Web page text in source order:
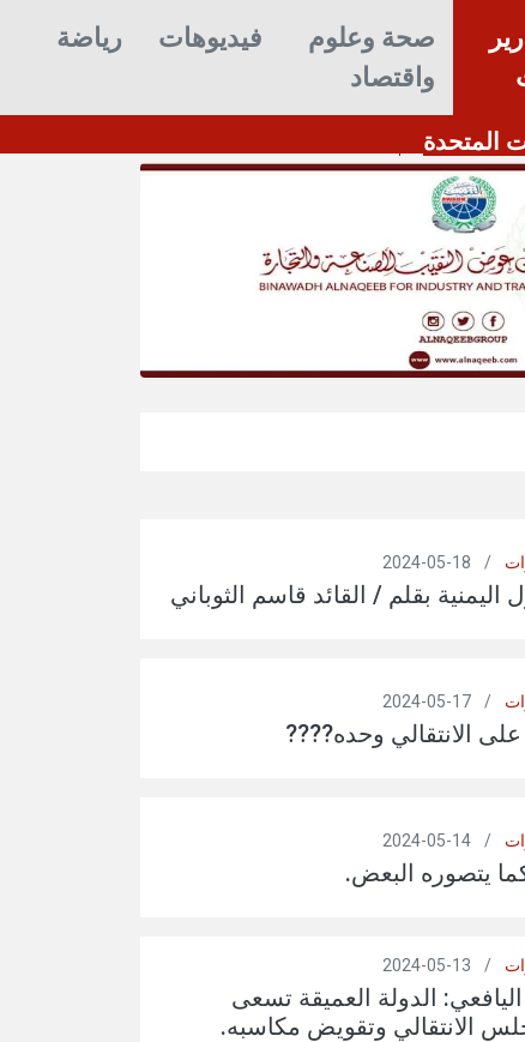
صحة وعلوم
واقتصاد
فيديوهات رياضة
المتحدة
/
18-05-2024
بقلم / القائد قاسم الثوباني
/
17-05-2024
على الانتقالي وحده????
/
14-05-2024
يتصوره البعض.
/
13-05-2024
اليافعي: الدولة العميقة تسعى
الانتقالي وتقويض مكاسبه.